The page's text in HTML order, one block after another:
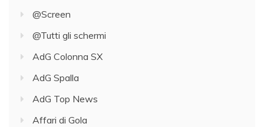
@Screen
@Tutti gli schermi
AdG Colonna SX
AdG Spalla
AdG Top News
Affari di Gola